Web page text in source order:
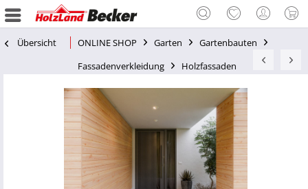
Übersicht ONLINE SHOP Garten
Gartenbauten
Fassadenverkleidung
Holzfassaden